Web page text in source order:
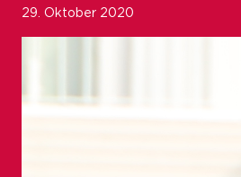
29. Oktober 2020